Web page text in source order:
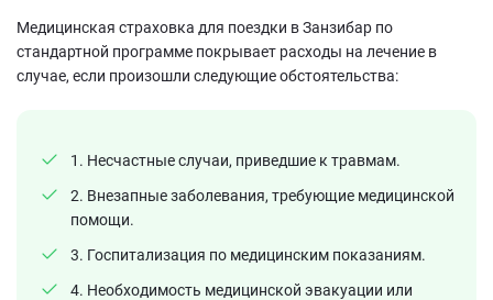
Медицинская страховка для поездки в Занзибар по
стандартной программе покрывает расходы на лечение в
случае, если произошли следующие обстоятельства:
1. Несчастные случаи, приведшие к травмам.
2. Внезапные заболевания, требующие медицинской
помощи.
3. Госпитализация по медицинским показаниям.
4. Необходимость медицинской эвакуации или